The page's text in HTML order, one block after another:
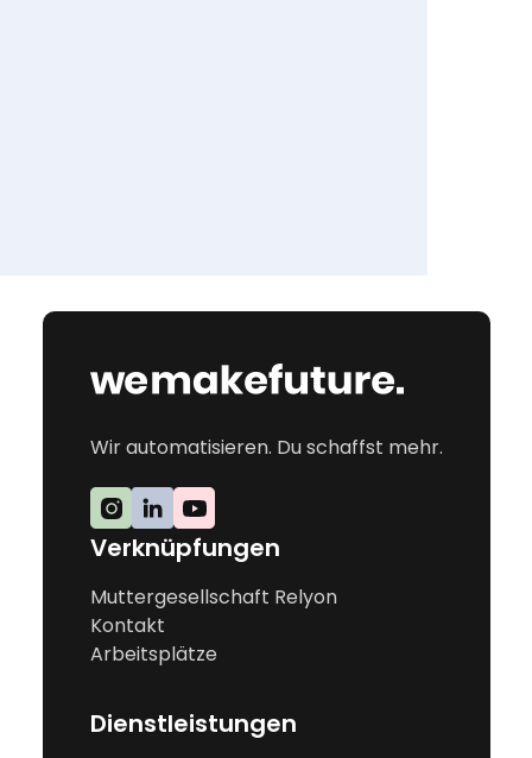
Wir automatisieren. Du schaffst mehr.
Verknüpfungen
Muttergesellschaft Relyon
Kontakt
Arbeitsplätze
Dienstleistungen